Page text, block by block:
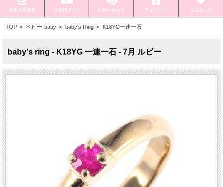
TOP > ベビー-baby > baby's Ring > K18YG一連一石
baby's ring - K18YG 一連一石 - 7月 ルビー